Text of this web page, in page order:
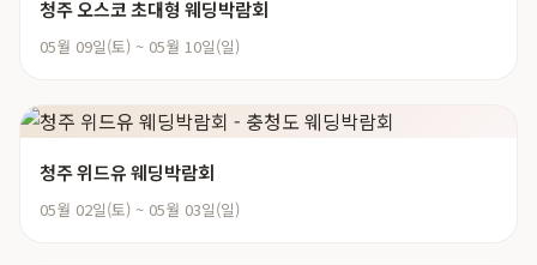
청주 오스코 초대형 웨딩박람회
05월 09일(토) ~ 05월 10일(일)
청주 위드유 웨딩박람회
05월 02일(토) ~ 05월 03일(일)